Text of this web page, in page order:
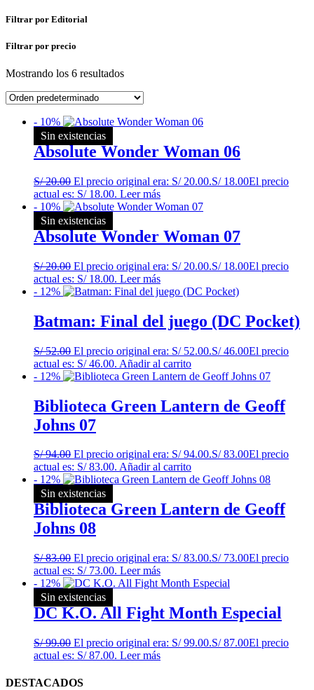
Filtrar por Editorial
Filtrar por precio
Mostrando los 6 resultados
- 10%
Absolute Wonder Woman 06
S/20.00 El precio original era: S/ 20.00.S/18.00El precio
actual es: S/ 18.00.
Sin existencias
Leer más
- 10%
Absolute Wonder Woman 07
S/20.00 El precio original era: S/ 20.00.S/18.00El precio
actual es: S/ 18.00.
Sin existencias
Leer más
- 12%
Batman: Final del juego (DC Pocket)
S/52.00 El precio original era: S/ 52.00.S/46.00El precio
actual es: S/ 46.00. Añadir al carrito
- 12%
Biblioteca Green Lantern de Geoff
Johns 07
S/94.00 El precio original era: S/ 94.00.S/83.00El precio
actual es: S/ 83.00. Añadir al carrito
- 12%
Biblioteca Green Lantern de Geoff
Johns 08
S/83.00 El precio original era: S/ 83.00.S/73.00El precio
actual es: S/ 73.00.
Sin existencias
Leer más
- 12%
DC K.O. All Fight Month Especial
S/99.00 El precio original era: S/ 99.00.S/87.00El precio
actual es: S/ 87.00.
Sin existencias
Leer más
DESTACADOS